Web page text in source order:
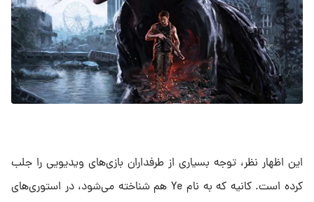
این اظهار نظر، توجه بسیاری از طرفداران بازی‌های ویدیویی را جلب
کرده است. کانیه که به نام Ye هم شناخته می‌شود، در استوری‌های